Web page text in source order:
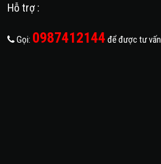
Hỗ trợ :
Gọi: 0987412144 để được tư vấn.